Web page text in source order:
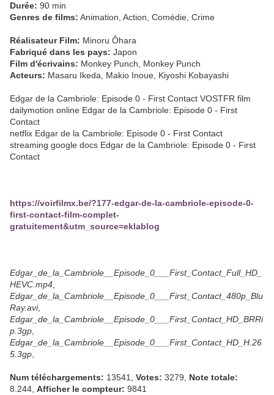
Durée: 90 min
Genres de films: Animation, Action, Comédie, Crime
Réalisateur Film: Minoru Ôhara
Fabriqué dans les pays: Japon
Film d'écrivains: Monkey Punch, Monkey Punch
Acteurs: Masaru Ikeda, Makio Inoue, Kiyoshi Kobayashi
Edgar de la Cambriole: Episode 0 - First Contact VOSTFR film
dailymotion online Edgar de la Cambriole: Episode 0 - First
Contact
netflix Edgar de la Cambriole: Episode 0 - First Contact
streaming google docs Edgar de la Cambriole: Episode 0 - First
Contact
https://voirfilmx.be/?177-edgar-de-la-cambriole-episode-0-
first-contact-film-complet-
gratuitement&utm_source=eklablog
Edgar_de_la_Cambriole__Episode_0___First_Contact_Full_HD_
HEVC.mp4
Edgar_de_la_Cambriole__Episode_0___First_Contact_480p_Blu
Ray.avi,
Edgar_de_la_Cambriole__Episode_0___First_Contact_HD_BRRi
p.3gp
Edgar_de_la_Cambriole__Episode_0___First_Contact_HD_H.26
5.3gp
Num téléchargements: 13541, Votes: 3279, Note totale:
8.244, Afficher le compteur: 9841